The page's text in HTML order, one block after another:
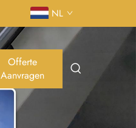
NL
Offerte
Aanvragen